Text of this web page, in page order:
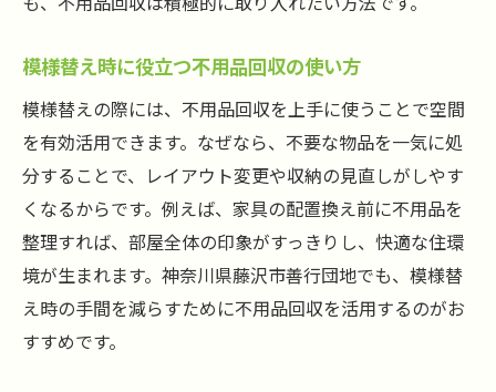
模様替え時に役立つ不用品回収の使い方
模様替えの際には、不用品回収を上手に使うことで空間
を有効活用できます。なぜなら、不要な物品を一気に処
分することで、レイアウト変更や収納の見直しがしやす
くなるからです。例えば、家具の配置換え前に不用品を
整理すれば、部屋全体の印象がすっきりし、快適な住環
境が生まれます。神奈川県藤沢市善行団地でも、模様替
え時の手間を減らすために不用品回収を活用するのがお
すすめです。